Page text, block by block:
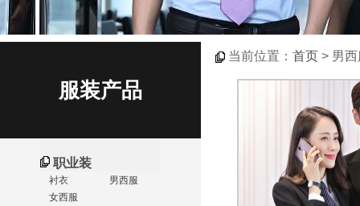
服装产品
职业装
衬衣
男西服
女西服
当前位置： 首页 > 男西